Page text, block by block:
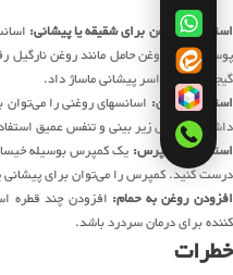
استفاده از روغن برای شقیقه یا پیشانی:
پوست با یک روغن حامل مانند روغن
گیجگاهی و سراسر پیشانی ماساژ داد.
استنشاق روغن: اسانسهای روغنی را
داشتن دستمال زیر بینی و تنفس عمیق
استفاده از کمپرس: یک کمپرس بوسیله
درست کنید. کمپرس را می‌توان برای پیشانی
افزودن روغن به حمام: افزودن چند قطره
کننده برای درمان سردرد باشد.
خطرات